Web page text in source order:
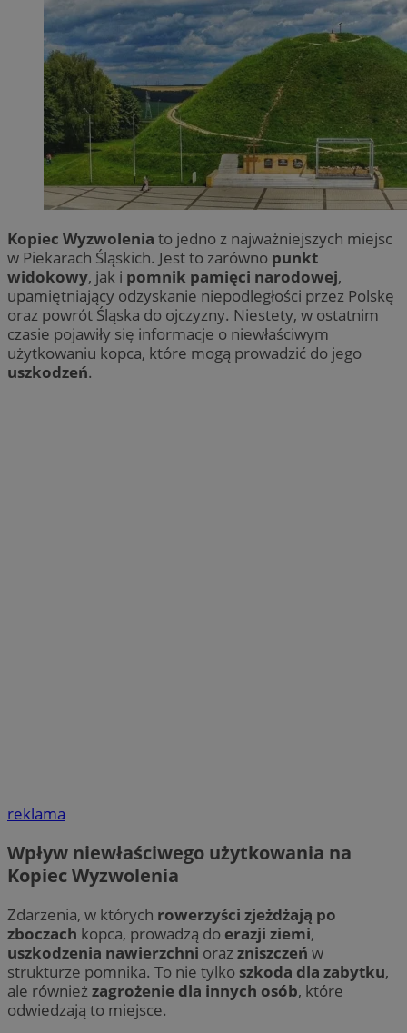
Kopiec Wyzwolenia to jedno z najważniejszych miejsc
w Piekarach Śląskich. Jest to zarówno punkt
widokowy, jak i pomnik pamięci narodowej,
upamiętniający odzyskanie niepodległości przez Polskę
oraz powrót Śląska do ojczyzny. Niestety, w ostatnim
czasie pojawiły się informacje o niewłaściwym
użytkowaniu kopca, które mogą prowadzić do jego
uszkodzeń.
reklama
Wpływ niewłaściwego użytkowania na
Kopiec Wyzwolenia
Zdarzenia, w których rowerzyści zjeżdżają po
zboczach kopca, prowadzą do erazji ziemi,
uszkodzenia nawierzchni orazzniszczeń w
strukturze pomnika. To nie tylko szkoda dla zabytku,
ale równieżzagrożenie dla innych osób, które
odwiedzają to miejsce.